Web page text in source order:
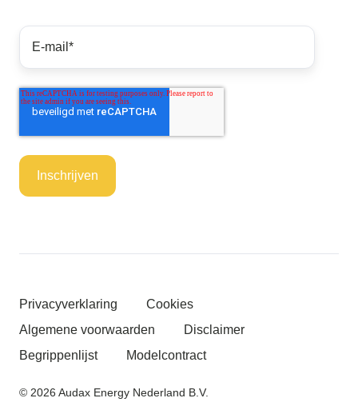
Privacyverklaring
Cookies
Algemene voorwaarden
Disclaimer
Begrippenlijst
Modelcontract
© 2026 Audax Energy Nederland B.V.